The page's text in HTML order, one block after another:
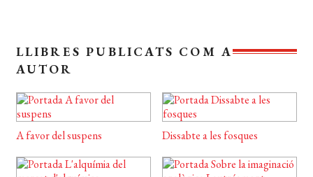
LLIBRES PUBLICATS COM A
AUTOR
A favor del suspens Dissabte a les fosques